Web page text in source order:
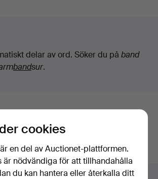
delar av ord. Söker du på band
bandsur.
från vårt arkiv som
sökning
cookies
en del av Auctionet-plattformen.
är nödvändiga för att tillhandahålla
du kan hantera eller återkalla ditt